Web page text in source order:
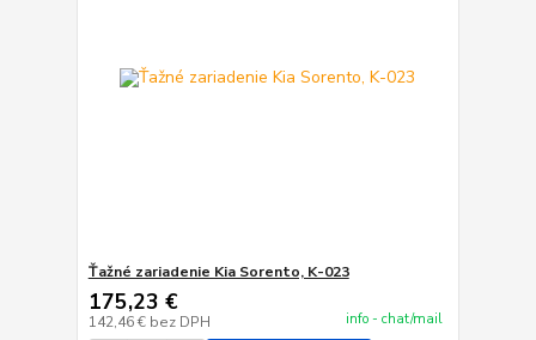
Ťažné zariadenie Kia Sorento, K-023
175,23 €
142,46 € bez DPH info - chat/mail